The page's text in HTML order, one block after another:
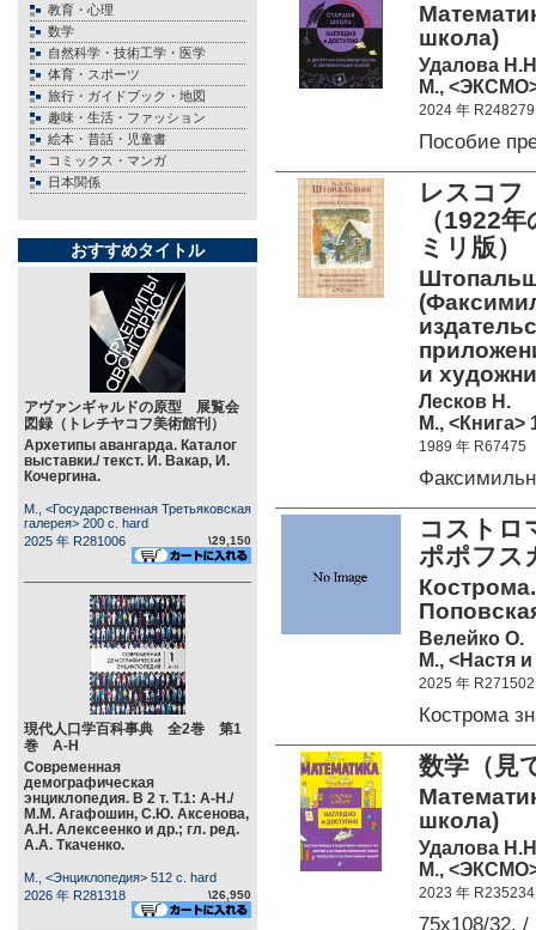
教育・心理
数学
自然科学・技術工学・医学
体育・スポーツ
旅行・ガイドブック・地図
趣味・生活・ファッション
絵本・昔話・児童書
コミックス・マンガ
日本関係
おすすめタイトル
アヴァンギャルドの原型 展覧会
図録（トレチヤコフ美術館刊）
Архетипы авангарда. Каталог
выставки./ текст. И. Вакар, И.
Кочергина.
М., <Государственная Третьяковская
галерея> 200 c. hard
2025 年 R281006
\29,150
現代人口学百科事典 全2巻 第1
巻 А-Н
Современная
демографическая
энциклопедия. В 2 т. Т.1: А-Н./
М.М. Агафошин, С.Ю. Аксенова,
А.Н. Алексеенко и др.; гл. ред.
А.А. Ткаченко.
М., <Энциклопедия> 512 c. hard
2026 年 R281318
\26,950
школа)
Удалова
М.,
2024 年 R248279
Пособие
レスコ
（1922
ミリ版）
и
Лесков Н.
М., <Книга>
1989 年 R67475
コスト
ポポフス
Велейко О.
М., <Настя
2025 年 R271502
Кострома
数学（見
школа)
Удалова
М.,
2023 年 R235234
75x108/32. /